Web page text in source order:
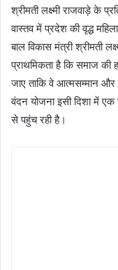
श्रीमती लक्ष्मी राजवाड़े के
वास्तव में प्रदेश की वृद्ध
बाल विकास मंत्री श्रीमती
प्राथमिकता है कि समाज की
जाए ताकि वे आत्मसम्मान
वंदन योजना इसी दिशा में
से पहुंच रही है।